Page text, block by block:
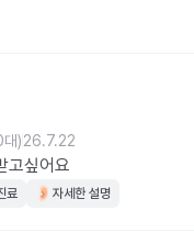
)26.7.22
고싶어요
료 자세한 설명